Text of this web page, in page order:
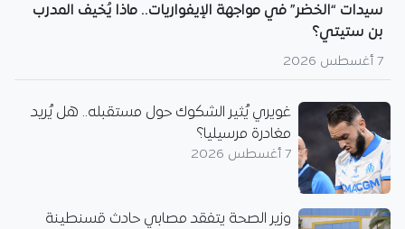
سيدات “الخضر” في مواجهة الإيفواريات.. ماذا يُخيف المدرب
بن ستيتي؟
7 أغسطس 2026
غويري يُثير الشكوك حول مستقبله.. هل يُريد
مغادرة مرسيليا؟
7 أغسطس 2026
وزير الصحة يتفقد مصابي حادث قسنطينة